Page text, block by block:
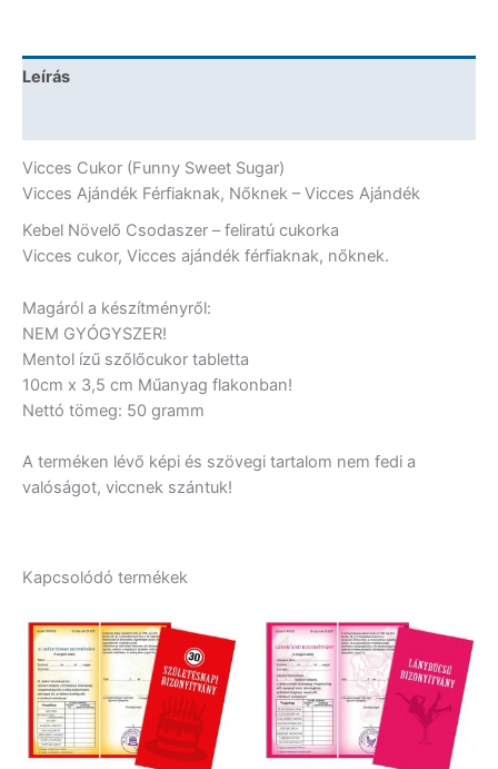
mennyiség
Leírás
Vicces Cukor (Funny Sweet Sugar)
Vicces Ajándék Férfiaknak, Nőknek – Vicces Ajándék
Kebel Növelő Csodaszer – feliratú cukorka
Vicces cukor, Vicces ajándék férfiaknak, nőknek.
Magáról a készítményről:
NEM GYÓGYSZER!
Mentol ízű szőlőcukor tabletta
10cm x 3,5 cm Műanyag flakonban!
Nettó tömeg: 50 gramm
A terméken lévő képi és szövegi tartalom nem fedi a
valóságot, viccnek szántuk!
Kapcsolódó termékek